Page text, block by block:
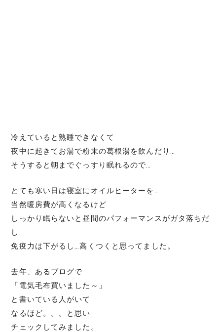
冷えていると熟睡できなくて
夜中に起きてお湯で粉末の葛根湯を飲んだり…
そうすると朝までぐっすり眠れるので…
とても寒い日は寝室にオイルヒーターを…
当然暖房費が高くなるけど
しっかり眠らないと昼間のパフォーマンスがガタ落ちだ
し
免疫力は下がるし…高くつくと思ってました。
去年、あるブログで
「電気毛布買いました～」
と書いている人がいて
なるほど。。。と思い
チェックしてみました。